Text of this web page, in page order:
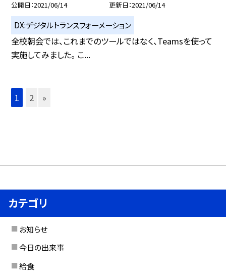
公開日 2021/06/14 更新日 2021/06/14
DX:デジタルトランスフォーメーション
全校朝会では、これまでのツールではなく、Teamsを使って
実施してみました。 こ...
1 2 »
カテゴリ
お知らせ
今日の出来事
給食